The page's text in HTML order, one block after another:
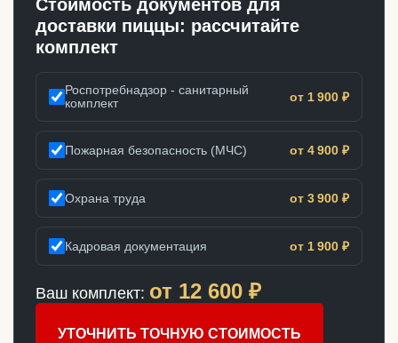
Стоимость документов для
доставки пиццы: рассчитайте
комплект
Роспотребнадзор - санитарный
комплект
от 1 900 ₽
Пожарная безопасность (МЧС) от 4 900 ₽
Охрана труда от 3 900 ₽
Кадровая документация от 1 900 ₽
Ваш комплект: от 12 600 ₽
УТОЧНИТЬ ТОЧНУЮ СТОИМОСТЬ